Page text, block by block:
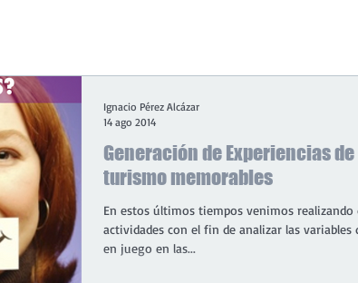
Generación de Experiencias de
turismo memorables
En estos últimos tiempos venimos realizando
actividades con el fin de analizar las variables
en juego en las...
Ignacio Pérez Alcázar
14 ago 2014